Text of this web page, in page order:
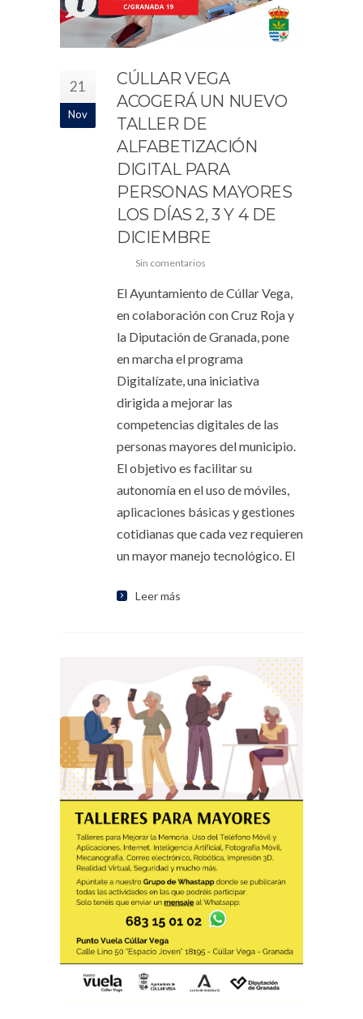
21
Nov
CÚLLAR VEGA
ACOGERÁ UN NUEVO
TALLER DE
ALFABETIZACIÓN
DIGITAL PARA
PERSONAS MAYORES
LOS DÍAS 2, 3 Y 4 DE
DICIEMBRE
Sin comentarios
El Ayuntamiento de Cúllar Vega,
en colaboración con Cruz Roja y
la Diputación de Granada, pone
en marcha el programa
Digitalízate, una iniciativa
dirigida a mejorar las
competencias digitales de las
personas mayores del municipio.
El objetivo es facilitar su
autonomía en el uso de móviles,
aplicaciones básicas y gestiones
cotidianas que cada vez requieren
un mayor manejo tecnológico. El
Leer más